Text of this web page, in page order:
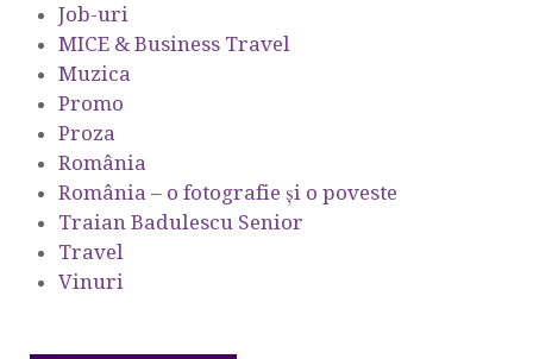
Job-uri
MICE & Business Travel
Muzica
Promo
Proza
România
România – o fotografie şi o poveste
Traian Badulescu Senior
Travel
Vinuri